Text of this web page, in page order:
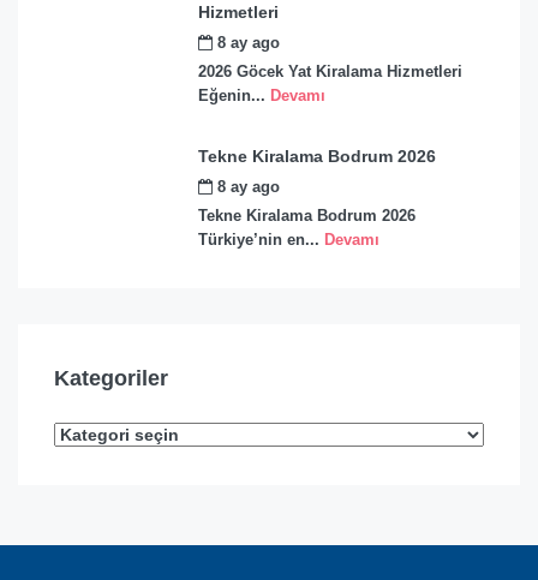
Hizmetleri
8 ay ago
2026 Göcek Yat Kiralama Hizmetleri
Eğenin... Devamı
Tekne Kiralama Bodrum 2026
8 ay ago
Tekne Kiralama Bodrum 2026
Türkiye’nin en... Devamı
Kategoriler